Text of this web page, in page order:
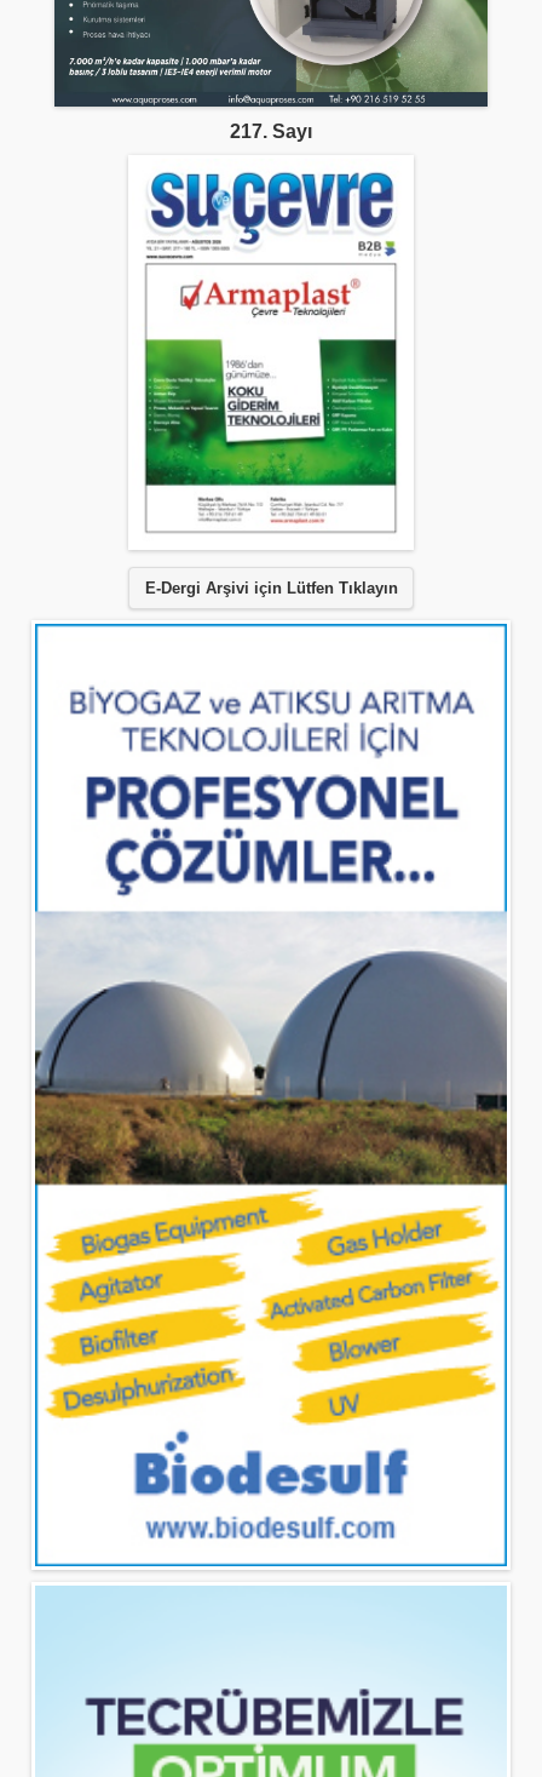
217. Sayı
E-Dergi Arşivi için Lütfen Tıklayın